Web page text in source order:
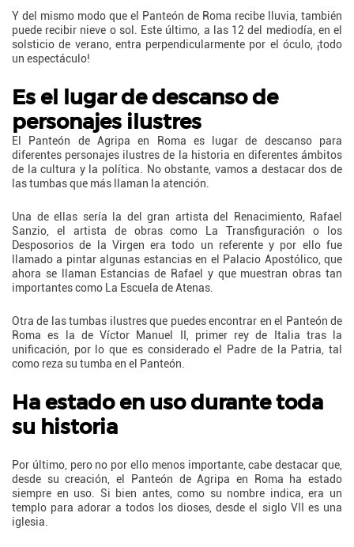
Y del mismo modo que el Panteón de Roma recibe lluvia, también
puede recibir nieve o sol. Este último, a las 12 del mediodía, en el
solsticio de verano, entra perpendicularmente por el óculo, ¡todo
un espectáculo!
Es el lugar de descanso de
personajes ilustres
El Panteón de Agripa en Roma es lugar de descanso para
diferentes personajes ilustres de la historia en diferentes ámbitos
de la cultura y la política. No obstante, vamos a destacar dos de
las tumbas que más llaman la atención.
Una de ellas sería la del gran artista del Renacimiento, Rafael
Sanzio, el artista de obras como La Transfiguración o los
Desposorios de la Virgen era todo un referente y por ello fue
llamado a pintar algunas estancias en el Palacio Apostólico, que
ahora se llaman Estancias de Rafael y que muestran obras tan
importantes como La Escuela de Atenas.
Otra de las tumbas ilustres que puedes encontrar en el Panteón de
Roma es la de Víctor Manuel II, primer rey de Italia tras la
unificación, por lo que es considerado el Padre de la Patria, tal
como reza su tumba en el Panteón.
Ha estado en uso durante toda
su historia
Por último, pero no por ello menos importante, cabe destacar que,
desde su creación, el Panteón de Agripa en Roma ha estado
siempre en uso. Si bien antes, como su nombre indica, era un
templo para adorar a todos los dioses, desde el siglo VII es una
iglesia.